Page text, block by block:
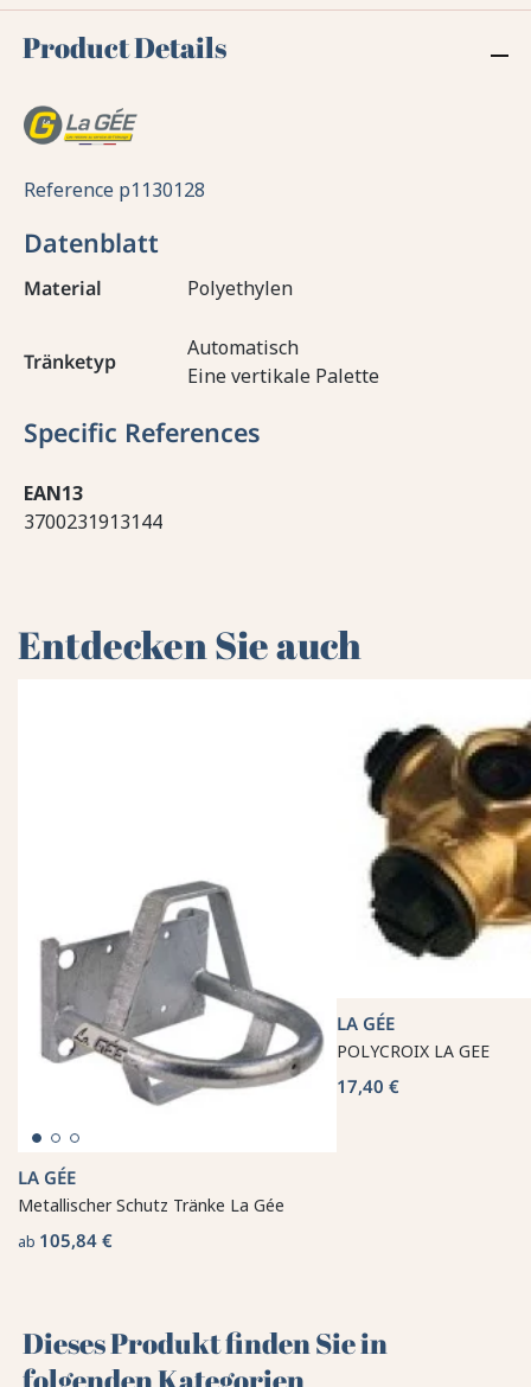
Product Details
Reference p1130128
Datenblatt
Material Polyethylen
Tränketyp
Automatisch
Eine vertikale Palette
Specific References
EAN13
3700231913144
Entdecken Sie auch
LA GÉE
Metallischer Schutz Tränke La Gée
ab 105,84 €
LA GÉE
POLYCROIX LA GEE
17,40 €
Dieses Produkt finden Sie in